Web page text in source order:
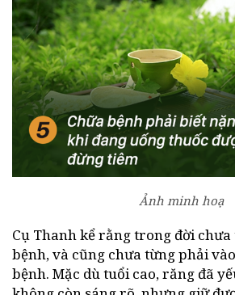
Ảnh minh hoạ
Cụ Thanh kể rằng trong đời
bệnh, và cũng chưa từng phải
bệnh. Mặc dù tuổi cao, răng đã